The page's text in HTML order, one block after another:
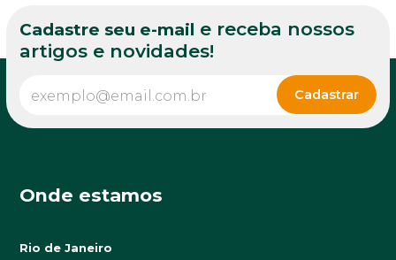
Cadastre seu e-mail e receba nossos
artigos e novidades!
Onde estamos
Rio de Janeiro